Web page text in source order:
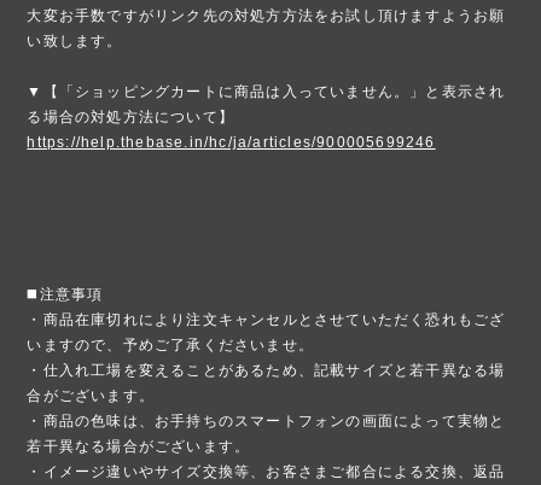
大変お手数ですがリンク先の対処方方法をお試し頂けますようお願
い致します。
▼【「ショッピングカートに商品は入っていません。」と表示され
る場合の対処方法について】
https://help.thebase.in/hc/ja/articles/900005699246
◼️注意事項
・商品在庫切れにより注文キャンセルとさせていただく恐れもござ
いますので、予めご了承くださいませ。
・仕入れ工場を変えることがあるため、記載サイズと若干異なる場
合がございます。
・商品の色味は、お手持ちのスマートフォンの画面によって実物と
若干異なる場合がございます。
・イメージ違いやサイズ交換等、お客さまご都合による交換、返品